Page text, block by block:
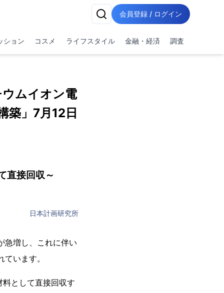
会員登録 / ログイン
ション コスメ ライフスタイル 金融・経済 調査
ウムイオン電
築」7月12日
直接回収～
日本計画研究所
急増し、これに伴い
います。
として直接回収す